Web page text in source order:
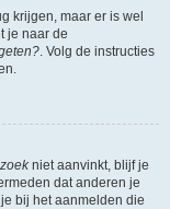
krijgen, maar er is wel
je naar de
. Volg de instructies
niet aanvinkt, blijf je
dat anderen je
bij het aanmelden die